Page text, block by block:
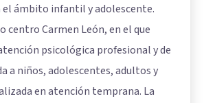
el ámbito infantil y adolescente.
centro Carmen León, en el que
psicológica profesional y de
a niños, adolescentes, adultos y
en atención temprana. La